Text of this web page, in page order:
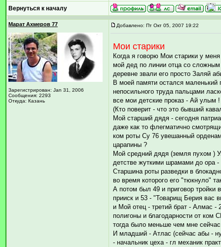
Вернуться к началу
Марат Ахмеров 77
Зарегистрирован: Jan 31, 2006
Сообщения: 2293
Откуда: Казань
Добавлено: Пт Окт 05, 2007 19:22
Мои старики
Когда я говорю Мои старики у
мой дед по линии отца со
деревне звали его просто Заляй
В моей памяти остался
непосильного труда пальцами
все мои детские проказ - Ай улым !
(Кто поверит - что это бывший
Мой старший дядя - сегодня
даже как то флегматично
ком роты Су 76 увешанный
царапины ?
Мой средний дядя (земля пухом )
детстве жуткими шрамами до ора
Старшина роты разведки в
во время которого его "тюкнуло"
А потом был 49 и приговор
прииск и 53 - "Товарищ Берия вас
и Мой отец - третий брат - Алмас -
полигоны и благодарности от
тогда было меньше чем мне
И младший - Атлас (сейчас абы -
- начальник цеха - гл механик